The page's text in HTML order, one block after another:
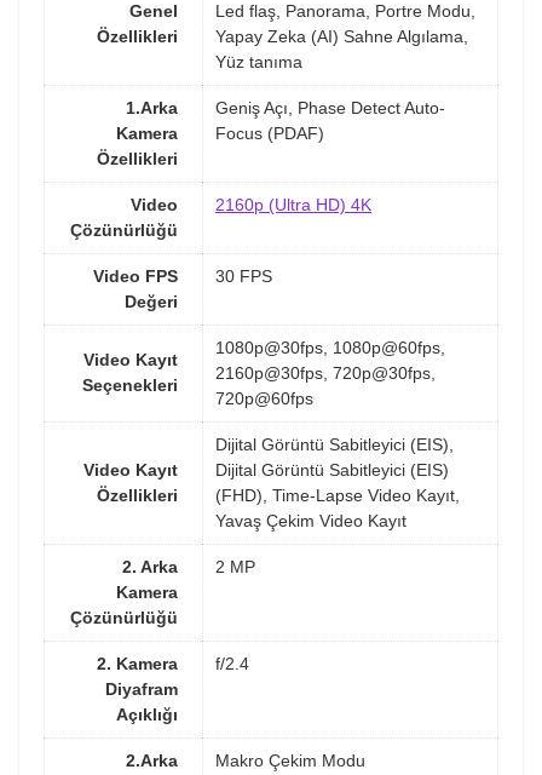
Genel
Özellikleri
Led flaş, Panorama, Portre Modu,
Yapay Zeka (AI) Sahne Algılama,
Yüz tanıma
1.Arka
Kamera
Özellikleri
Geniş Açı, Phase Detect Auto-
Focus (PDAF)
Video
Çözünürlüğü
2160p (Ultra HD) 4K
Video FPS
Değeri
30 FPS
Video Kayıt
Seçenekleri
1080p@30fps, 1080p@60fps,
2160p@30fps, 720p@30fps,
720p@60fps
Video Kayıt
Özellikleri
Dijital Görüntü Sabitleyici (EIS),
Dijital Görüntü Sabitleyici (EIS)
(FHD), Time-Lapse Video Kayıt,
Yavaş Çekim Video Kayıt
2. Arka
Kamera
Çözünürlüğü
2 MP
2. Kamera
Diyafram
Açıklığı
f/2.4
2.Arka
Makro Çekim Modu